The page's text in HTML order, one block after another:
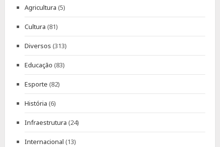
Agricultura (5)
Cultura (81)
Diversos (313)
Educação (83)
Esporte (82)
História (6)
Infraestrutura (24)
Internacional (13)